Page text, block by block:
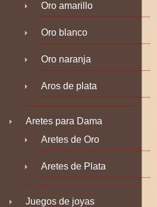
Oro amarillo
Oro blanco
Oro naranja
Aros de plata
Aretes para Dama
Aretes de Oro
Aretes de Plata
Juegos de joyas